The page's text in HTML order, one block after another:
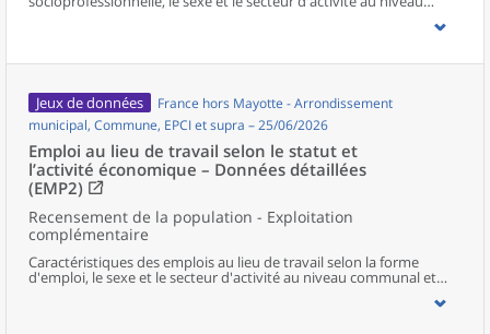
communal et supracommunal pour la France hors Mayotte.
Jeux de données
France hors Mayotte - Arrondissement
municipal, Commune, EPCI et supra – 25/06/2026
Emploi au lieu de travail selon le statut et
l’activité économique – Données détaillées
(EMP2)
Recensement de la population - Exploitation
complémentaire
Caractéristiques des emplois au lieu de travail selon la forme
d'emploi, le sexe et le secteur d'activité au niveau communal et
supracommunal pour la France hors Mayotte.